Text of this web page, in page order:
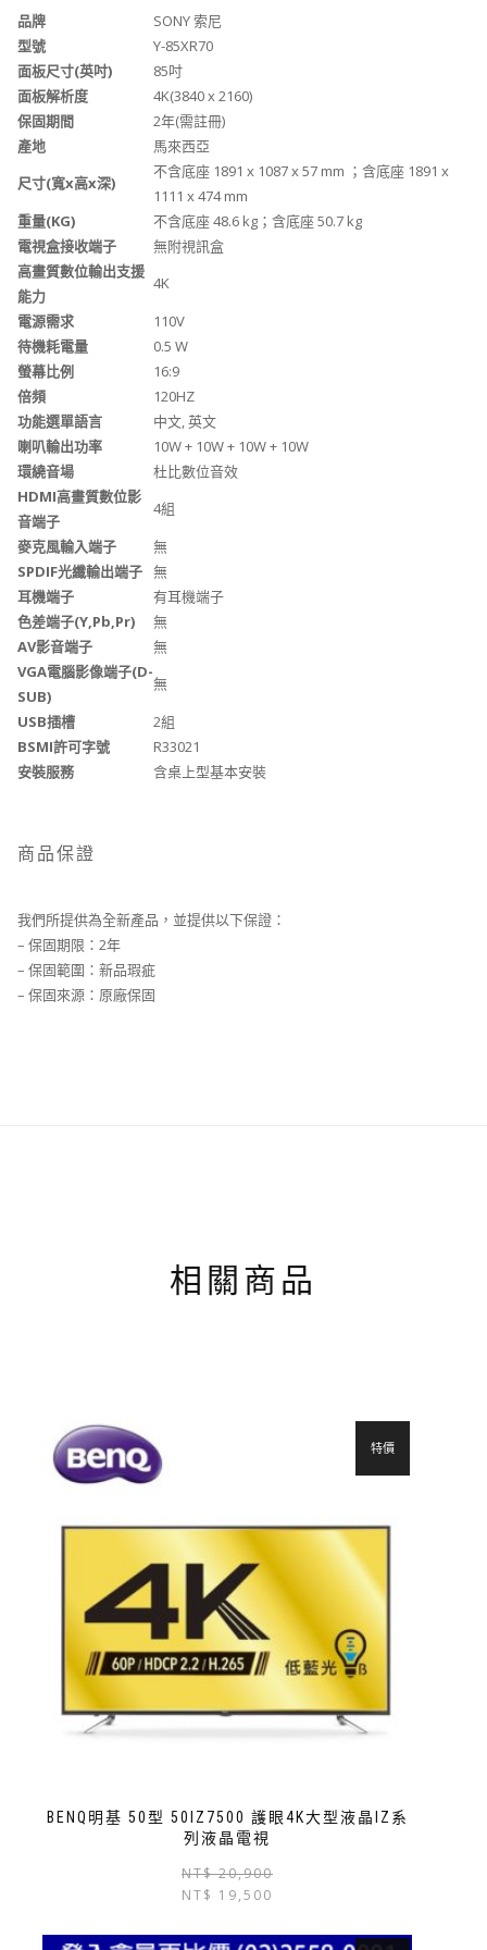
品牌
SONY 索尼
型號
Y-85XR70
面板尺寸(英吋)
85吋
面板解析度
4K(3840 x 2160)
保固期間
2年(需註冊)
產地
馬來西亞
尺寸(寬x高x深)
不含底座 1891 x 1087 x 57 mm ；含底座 1891 x
1111 x 474 mm
重量(KG)
不含底座 48.6 kg；含底座 50.7 kg
電視盒接收端子
無附視訊盒
高畫質數位輸出支援
能力
4K
電源需求
110V
待機耗電量
0.5 W
螢幕比例
16:9
倍頻
120HZ
功能選單語言
中文, 英文
喇叭輸出功率
10W + 10W + 10W + 10W
環繞音場
杜比數位音效
HDMI高畫質數位影
音端子
4組
麥克風輸入端子
無
SPDIF光纖輸出端子 無
耳機端子
有耳機端子
色差端子(Y,Pb,Pr)
無
AV影音端子
無
VGA電腦影像端子(D-
SUB)
無
USB插槽
2組
BSMI許可字號
R33021
安裝服務
含桌上型基本安裝
商品保證
我們所提供為全新產品，並提供以下保證：
– 保固期限：2年
– 保固範圍：新品瑕疵
– 保固來源：原廠保固
相關商品
BENQ明基 50型 50IZ7500 護眼4K大型液晶IZ系
列液晶電視
特價
NT$20,900
NT$ 19,500